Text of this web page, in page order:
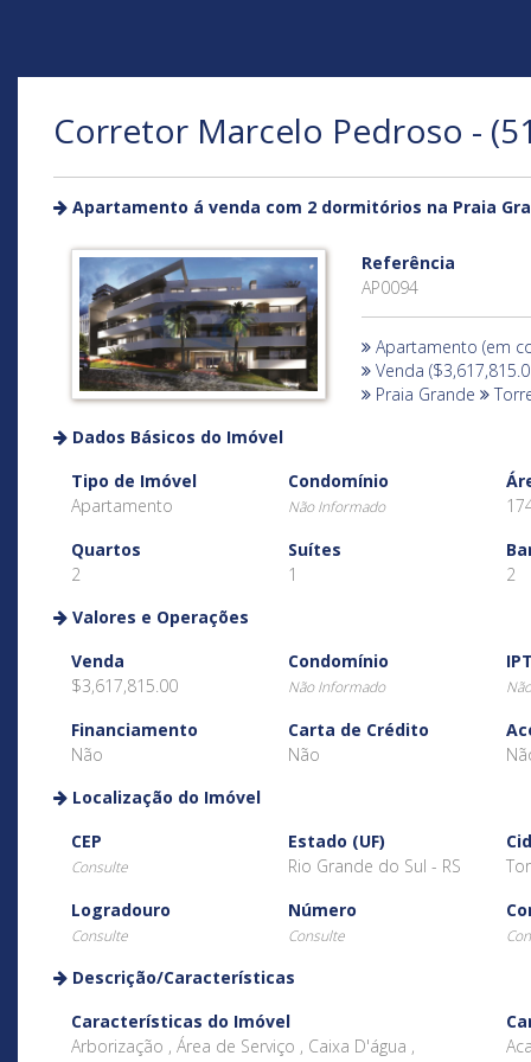
Corretor Marcelo Pedroso -
Apartamento á venda com 2 dormitórios na Praia
Referência
AP0094
Apartamento (em
Venda
Praia Grande
Dados Básicos do Imóvel
Tipo de Imóvel
Apartamento
Condomínio
Não Informado
Quartos
2
Suítes
1
2
Valores e Operações
Venda
$3,617,815.00
Condomínio
Não Informado
Financiamento
Não
Carta de Crédito
Não
Localização do Imóvel
CEP
Consulte
Estado (UF)
Rio Grande do Sul - RS
Logradouro
Consulte
Número
Consulte
Descrição/Características
Características do Imóvel
Arborização , Área de Serviço , Caixa D'água ,